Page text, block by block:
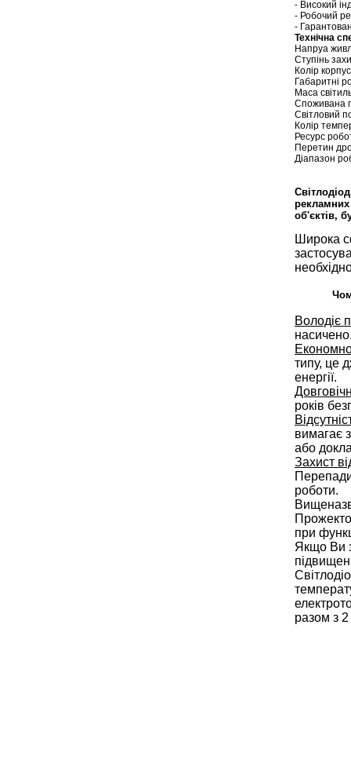
- Високий
- Робочий
-
Технічна
Напруа
Ступінь
Колір
Габаритні
Маса
Споживана
Світловий
Колір
Ресурс
Перетин
Діапазон
рекламних
об'єктів,
Широка
Володіє
типу, це
енергії.
років
вимагає
або
Захист
роботи.
при
Якщо Ви
разом з 2